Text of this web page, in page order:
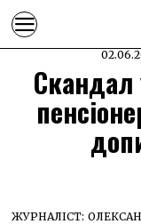
Скандал
ЖУРНАЛІСТ: